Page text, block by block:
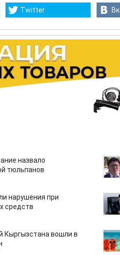
Twitter
назвало
тюльпанов
нарушения при
средств
Кыргызстана вошли в